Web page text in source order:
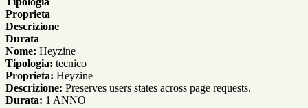
Proprieta
Descrizione
Durata
Nome: Heyzine
Tipologia: tecnico
Proprieta: Heyzine
Descrizione: Preserves users states across page requests.
Durata: 1 ANNO